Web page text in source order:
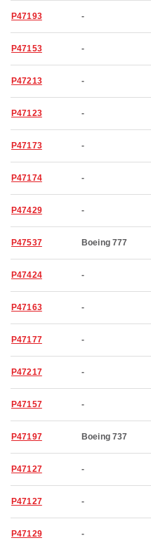
P47193 -
P47153 -
P47213 -
P47123 -
P47173 -
P47174 -
P47429 -
P47537 Boeing 777
P47424 -
P47163 -
P47177 -
P47217 -
P47157 -
P47197 Boeing 737
P47127 -
P47127 -
P47129 -